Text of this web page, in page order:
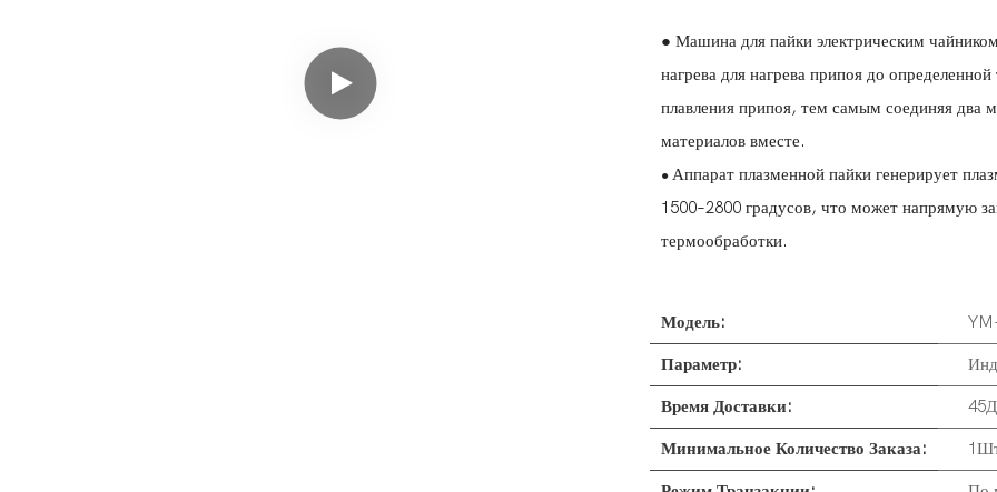
● Машина для пайки электрическим
нагрева для нагрева припоя до
плавления припоя, тем самым соединяя два
материалов вместе.
● Аппарат плазменной пайки генерирует
1500–2800 градусов, что может напрямую
термообработки.
Модель:
Параметр:
Время Доставки:
Минимальное Количество Заказа: